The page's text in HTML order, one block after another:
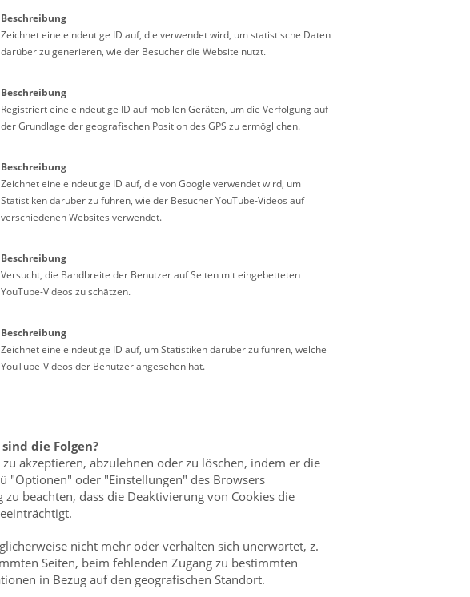
Beschreibung
Zeichnet eine eindeutige ID auf, die verwendet wird, um statistische Daten
darüber zu generieren, wie der Besucher die Website nutzt.
Beschreibung
Registriert eine eindeutige ID auf mobilen Geräten, um die Verfolgung auf
der Grundlage der geografischen Position des GPS zu ermöglichen.
Beschreibung
Zeichnet eine eindeutige ID auf, die von Google verwendet wird, um
Statistiken darüber zu führen, wie der Besucher YouTube-Videos auf
verschiedenen Websites verwendet.
Beschreibung
Versucht, die Bandbreite der Benutzer auf Seiten mit eingebetteten
YouTube-Videos zu schätzen.
Beschreibung
Zeichnet eine eindeutige ID auf, um Statistiken darüber zu führen, welche
YouTube-Videos der Benutzer angesehen hat.
die Folgen?
akzeptieren, abzulehnen oder zu löschen, indem er die
"Optionen" oder "Einstellungen" des Browsers
beachten, dass die Deaktivierung von Cookies die
nicht mehr oder verhalten sich unerwartet, z.
Seiten, beim fehlenden Zugang zu bestimmten
in Bezug auf den geografischen Standort.